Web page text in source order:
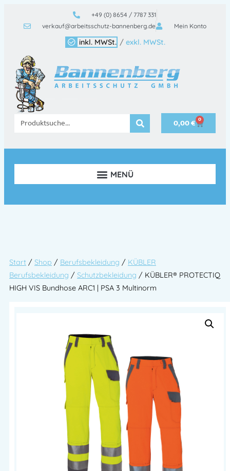
+49 (0) 8654 / 7787 331
verkauf@arbeitsschutz-bannenberg.de
Mein Konto
inkl. MWSt. / exkl. MWSt.
0,00€ 0
Start / Shop / Berufsbekleidung / KÜBLER
Berufsbekleidung / Schutzbekleidung / KÜBLER® PROTECTIQ
HIGH VIS Bundhose ARC1 | PSA 3 Multinorm